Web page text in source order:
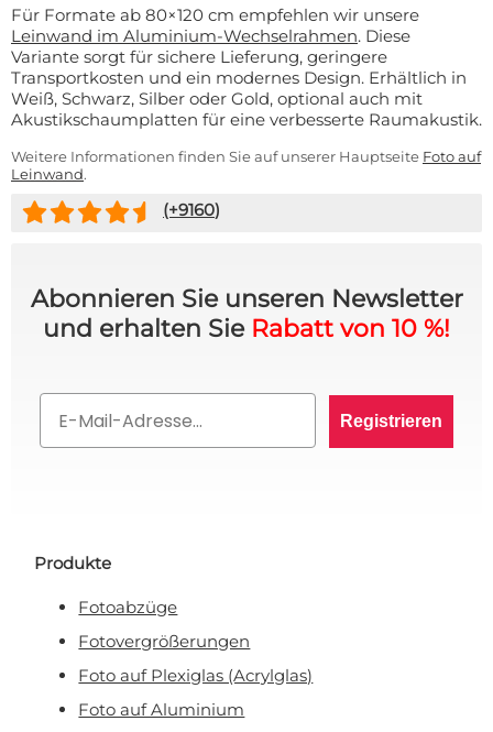
Für Formate ab 80×120 cm empfehlen wir unsere
Leinwand im Aluminium-Wechselrahmen. Diese
Variante sorgt für sichere Lieferung, geringere
Transportkosten und ein modernes Design. Erhältlich in
Weiß, Schwarz, Silber oder Gold, optional auch mit
Akustikschaumplatten für eine verbesserte Raumakustik.
Weitere Informationen finden Sie auf unserer Hauptseite Foto auf
Leinwand.
(+9160)
Abonnieren Sie unseren Newsletter
und erhalten Sie Rabatt von 10 %!
Registrieren
Produkte
Fotoabzüge
Fotovergrößerungen
Foto auf Plexiglas (Acrylglas)
Foto auf Aluminium